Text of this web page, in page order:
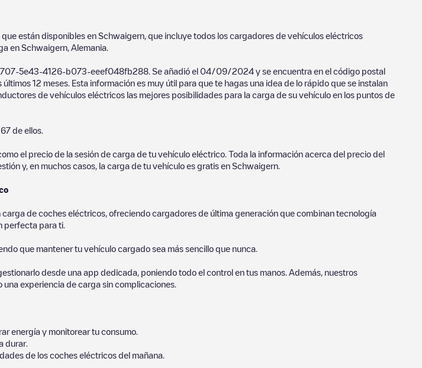
están disponibles en Schwaigern , que incluye todos los cargadores de vehículos eléctricos
en Schwaigern Alemania
5e43-4126-b073-eeef048fb288 . Se añadió el 04/09/2024 y se encuentra en el código postal
últimos 12 meses. Esta información es muy útil para que te hagas una idea de lo rápido que se instalan
de vehículos eléctricos las mejores posibilidades para la carga de su vehículo en los puntos de
de ellos.
el precio de la sesión de carga de tu vehículo eléctrico. Toda la información acerca del precio del
y, en muchos casos, la carga de tu vehículo es gratis en Schwaigern
carga de coches eléctricos, ofreciendo cargadores de última generación que combinan tecnología
perfecta para ti.
que mantener tu vehículo cargado sea más sencillo que nunca.
desde una app dedicada, poniendo todo el control en tus manos. Además, nuestros
experiencia de carga sin complicaciones.
energía y monitorear tu consumo.
durar.
de los coches eléctricos del mañana.